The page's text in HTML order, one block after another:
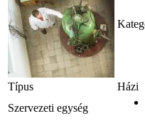
Típus
Házi
Szervezeti egység